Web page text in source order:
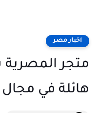
اخبار مصر
متجر
هائلة في